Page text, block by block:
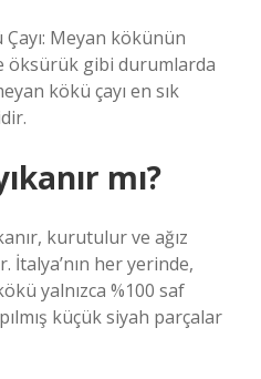
Meyan kökünün
öksürük gibi durumlarda
kökü çayı en sık
mı?
kurutulur ve ağız
İtalya’nın her yerinde,
yalnızca %100 saf
küçük siyah parçalar